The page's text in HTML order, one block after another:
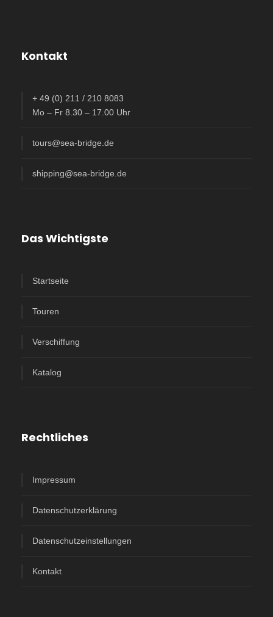
Kontakt
+ 49 (0) 211 / 210 8083
Mo – Fr 8.30 – 17.00 Uhr
tours@sea-bridge.de
shipping@sea-bridge.de
Das Wichtigste
Startseite
Touren
Verschiffung
Katalog
Rechtliches
Impressum
Datenschutzerklärung
Datenschutzeinstellungen
Kontakt